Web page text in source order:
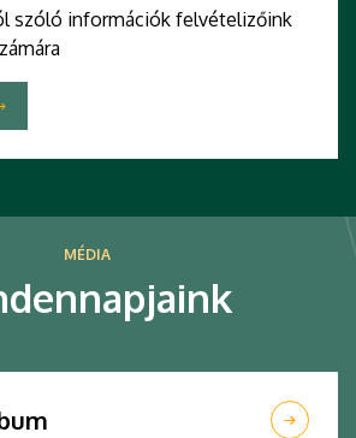
szóló információk felvételizőink
MÉDIA